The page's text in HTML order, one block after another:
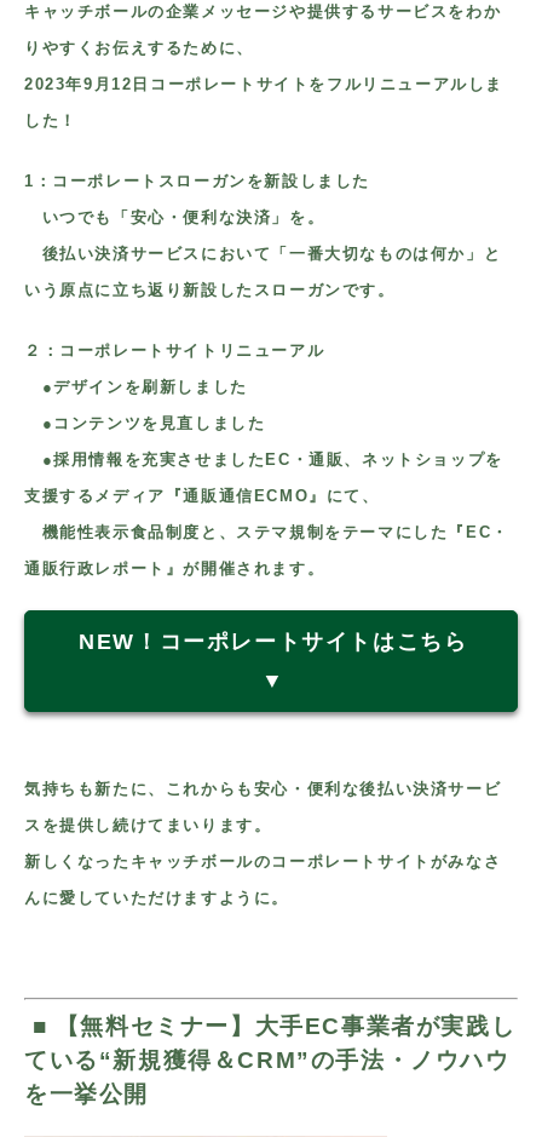
キャッチボールの企業メッセージや提供するサービスをわか
りやすくお伝えするために、
2023年9月12日コーポレートサイトをフルリニューアルしま
した！
1：コーポレートスローガンを新設しました
いつでも「安心・便利な決済」を。
後払い決済サービスにおいて「一番大切なものは何か」と
いう原点に 立ち返り新設したスローガンです。
２：コーポレートサイトリニューアル
●デザインを刷新しました
●コンテンツを見直しました
●採用情報を充実させましたEC・通販、ネットショップを
支援するメディア『通販通信ECMO』にて、
機能性表示食品制度と、ステマ規制をテーマにした『EC・
通販行政レポート』が開催されます。
NEW！コーポレートサイトはこちら
▼
気持ちも新たに、これからも安心・便利な後払い決済サービ
スを提供し続けてまいります。
新しくなったキャッチボールのコーポレートサイトがみなさ
んに愛していただけますように。
■ 【無料セミナー】大手EC事業者が実践し
ている“新規獲得＆CRM”の手法・ノウハウ
を一挙公開